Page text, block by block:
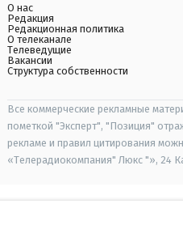
О нас
Редакция
Редакционная политика
О телеканале
Телеведущие
Вакансии
Структура собственности
Все коммерческие рекламные
пометкой "Эксперт", "Позиция"
рекламе и правил цитирования
«Телерадиокомпания" Люкс "», 24